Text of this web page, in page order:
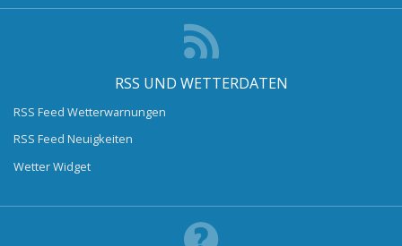
RSS UND WETTERDATEN
RSS Feed Wetterwarnungen
RSS Feed Neuigkeiten
Wetter Widget